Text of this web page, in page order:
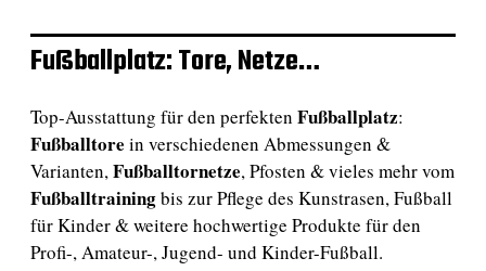
Fußballplatz: Tore, Netze…
Top-Ausstattung für den perfekten Fußballplatz:
Fußballtore in verschiedenen Abmessungen &
Varianten,Fußballtornetze, Pfosten & vieles mehr vom
Fußballtrainingbis zur Pflege des Kunstrasen, Fußball
für Kinder & weitere hochwertige Produkte für den
Profi-, Amateur-, Jugend- und Kinder-Fußball.